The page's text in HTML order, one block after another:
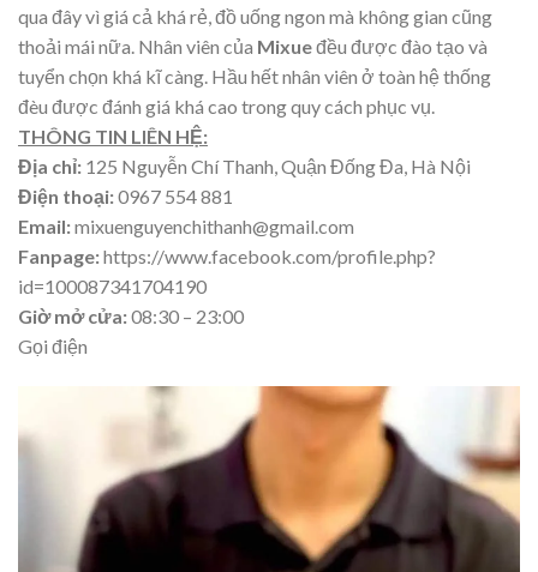
qua đây vì giá cả khá rẻ, đồ uống ngon mà không gian cũng
thoải mái nữa. Nhân viên của Mixueđều được đào tạo và
tuyển chọn khá kĩ càng. Hầu hết nhân viên ở toàn hệ thống
đèu được đánh giá khá cao trong quy cách phục vụ.
THÔNG TIN LIÊN HỆ:
Địa chỉ: 125 Nguyễn Chí Thanh, Quận Đống Đa, Hà Nội
Điện thoại:0967 554 881
Email:mixuenguyenchithanh@gmail.com
Fanpage:https://www.facebook.com/profile.php?
id=100087341704190
Giờ mở cửa:08:30 – 23:00
Gọi điện